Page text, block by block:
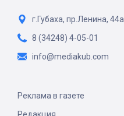
г.Губаха, пр.Ленина, 44а
8 (34248) 4-05-01
info@mediakub.com
Реклама в газете
Редакция